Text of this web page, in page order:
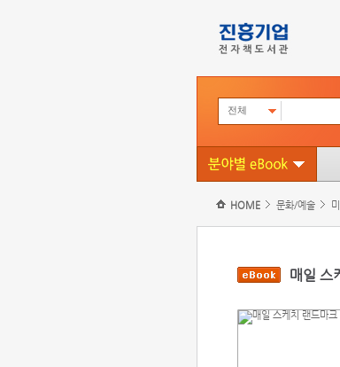
전체
HOME 문화/예술
매일 스